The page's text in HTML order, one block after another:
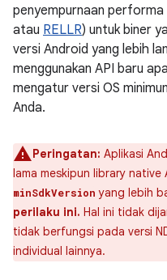
penyempurnaan
atau RELLR) untuk biner
versi Android yang lebih
menggunakan API baru
mengatur versi OS
Anda.
Peringatan: Aplikasi
lama meskipun library
minSdkVersion yang lebih
perilaku ini. Hal ini tidak
tidak berfungsi pada versi
individual lainnya.